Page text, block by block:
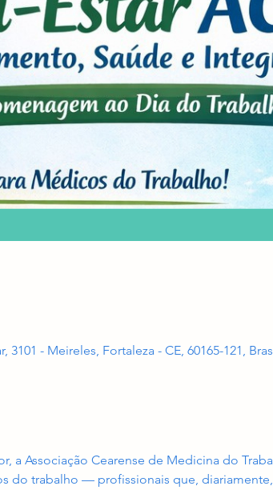
3101 - Meireles, Fortaleza - CE, 60165-121,
a Associação Cearense de Medicina do
do trabalho — profissionais que,